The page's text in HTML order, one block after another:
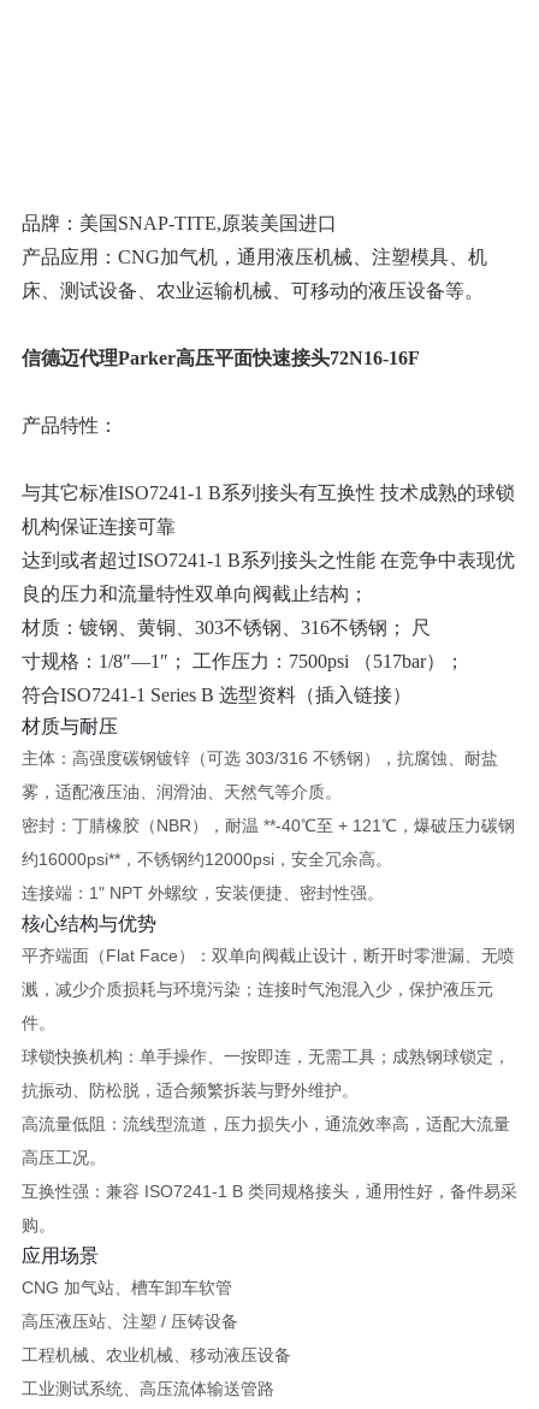
品牌：美国SNAP-TITE,原装美国进口
产品应用：CNG加气机，通用液压机械、注塑模具、机
床、测试设备、农业运输机械、可移动的液压设备等。
信德迈代理Parker高压平面快速接头72N16-16F
产品特性：
与其它标准ISO7241-1 B系列接头有互换性 技术成熟的球锁
机构保证连接可靠
达到或者超过ISO7241-1 B系列接头之性能 在竞争中表现优
良的压力和流量特性双单向阀截止结构；
材质：镀钢、黄铜、303不锈钢、316不锈钢； 尺
寸规格：1/8″—1″； 工作压力：7500psi （517bar）；
符合ISO7241-1 Series B 选型资料（插入链接）
材质与耐压
主体： 高强度碳钢镀锌（可选 303/316 不锈钢），抗腐蚀、耐盐
雾，适配液压油、润滑油、天然气等介质。
密封：丁腈橡胶（NBR），耐温 **‑40℃至 + 121℃ ，爆破压力碳钢
约16000psi**，不锈钢约12000psi，安全冗余高。
连接端： 1" NPT 外螺纹，安装便捷、密封性强。
核心结构与优势
平齐端面（Flat Face） ：双单向阀截止设计，断开时零泄漏、无喷
溅 ，减少介质损耗与环境污染；连接时气泡混入少，保护液压元
件。
球锁快换机构 ：单手操作、一按即连，无需工具；成熟钢球锁定，
抗振动、防松脱，适合频繁拆装与野外维护。
高流量低阻 ：流线型流道，压力损失小，通流效率高，适配大流量
高压工况。
互换性强 ：兼容 ISO7241‑1 B 类同规格接头，通用性好，备件易采
购。
应用场景
CNG 加气站、槽车卸车软管
高压液压站、注塑 / 压铸设备
工程机械、农业机械、移动液压设备
工业测试系统、高压流体输送管路